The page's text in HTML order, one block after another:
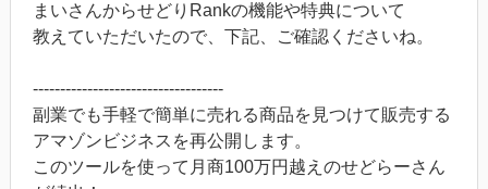
まいさんからせどりRankの機能や特典について
教えていただいたので、下記、ご確認くださいね。
-----------------------------------
副業でも手軽で簡単に売れる商品を見つけて販売する
アマゾンビジネスを再公開します。
このツールを使って月商100万円越えのせどらーさん